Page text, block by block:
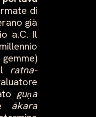
di
già
a.C. Il
ratna-
guṇa
ākara